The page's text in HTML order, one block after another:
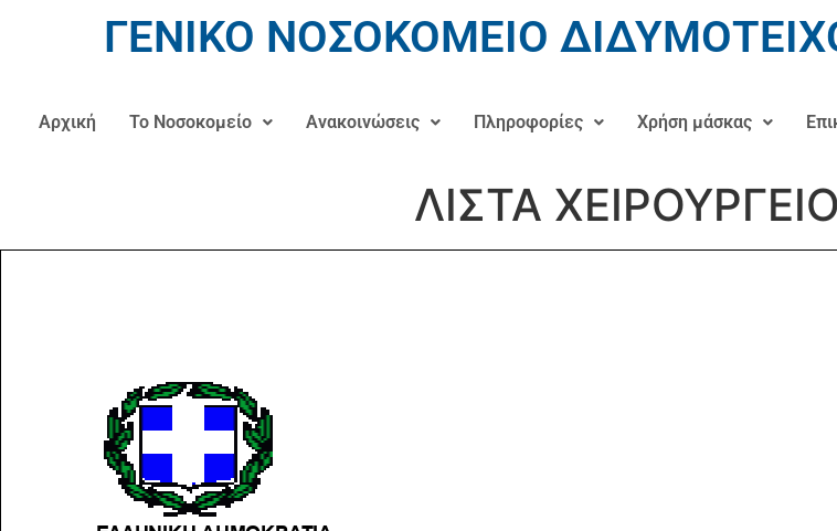
ΓΕΝΙΚΟ ΝΟΣΟΚΟΜΕΙΟ
Αρχική Το Νοσοκομείο Ανακοινώσεις Πληροφορίες Χρήση μάσκας
ΛΙΣΤΑ